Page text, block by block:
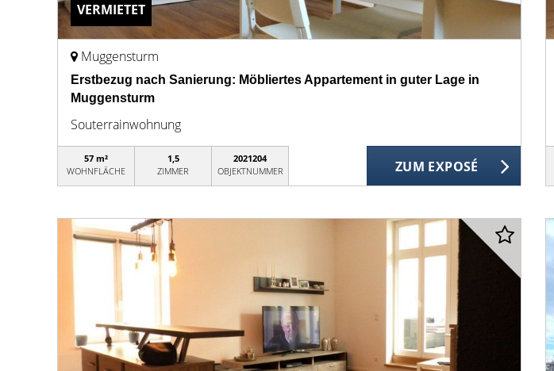
VERMIETET
Muggensturm
Erstbezug nach Sanierung: Möbliertes Appartement in guter Lage in
Muggensturm
Souterrainwohnung
57 m²
WOHNFLÄCHE
1,5
ZIMMER
2021204
OBJEKTNUMMER
ZUM EXPOSÉ